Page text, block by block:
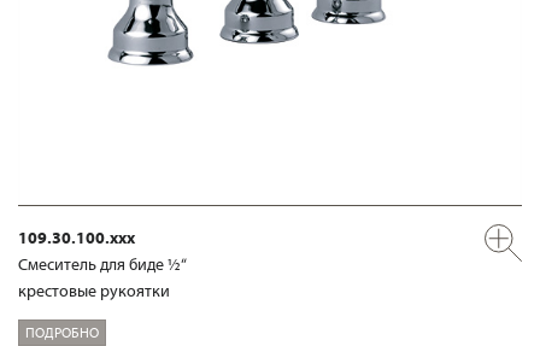
109.30.100.xxx
Смеситель для биде ½“
крестовые рукоятки
ПОДРОБНО